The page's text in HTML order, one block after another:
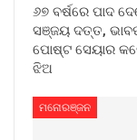
୬୭ ବର୍ଷରେ ପାଦ
ସଞ୍ଜୟ ଦତ୍ତ,
ପୋଷ୍ଟ ସେୟାର
ଝିଅ
ମନୋରଞ୍ଜନ